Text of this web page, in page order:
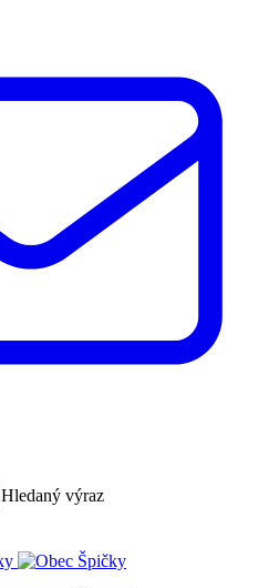
Hledaný výraz